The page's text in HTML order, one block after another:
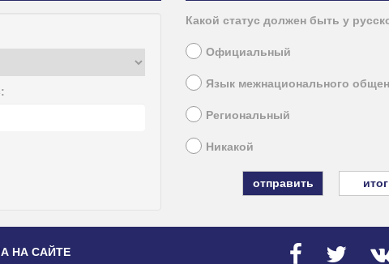
Какой статус должен быть у
Официальный
Язык межнационального
Региональный
Никакой
НА САЙТЕ